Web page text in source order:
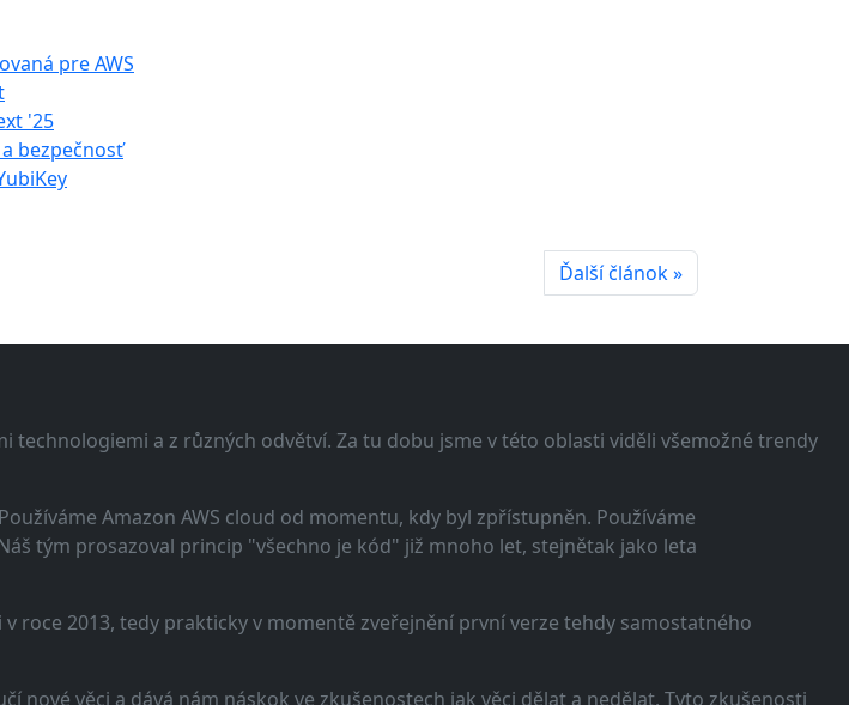
pre AWS
'25
bezpečnosť
Ďalší článok »
technologiemi a z různých odvětví. Za tu dobu jsme v této oblasti viděli všemožné trendy
Amazon AWS cloud od momentu, kdy byl zpřístupněn. Používáme
tým prosazoval princip "všechno je kód" již mnoho let, stejnětak jako leta
roce 2013, tedy prakticky v momentě zveřejnění první verze tehdy samostatného
věci a dává nám náskok ve zkušenostech jak věci dělat a nedělat. Tyto zkušenosti